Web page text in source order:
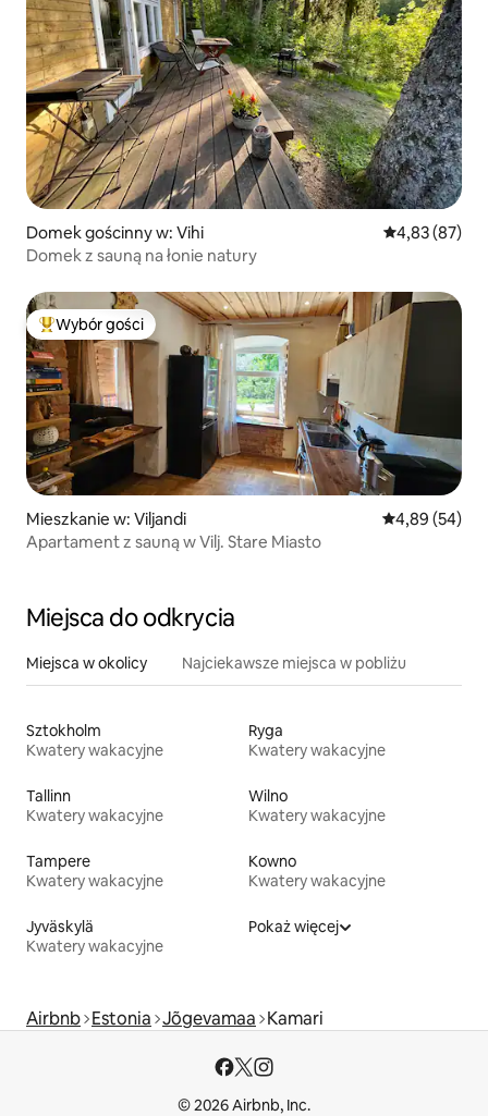
Domek gościnny w: Vihi Średnia
4,83 (87)
Domek z sauną na łonie natury
Najpopularniejsze z kategorii Wybór gości
Wybór gości
Mieszkanie w: Viljandi Średnia
4,89 (54)
Apartament z sauną w Vilj. Stare Miasto
Miejsca do odkrycia
Miejsca w okolicy Najciekawsze miejsca w pobliżu
Sztokholm
Kwatery wakacyjne
Ryga
Kwatery wakacyjne
Tallinn
Kwatery wakacyjne
Wilno
Kwatery wakacyjne
Tampere
Kwatery wakacyjne
Kowno
Kwatery wakacyjne
Jyväskylä
Kwatery wakacyjne
Pokaż więcej
Airbnb Estonia Jõgevamaa Kamari
© 2026 Airbnb, Inc.